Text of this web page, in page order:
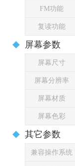
FM功能
复读功能
屏幕参数
屏幕尺寸
屏幕分辨率
屏幕材质
屏幕色彩
其它参数
兼容操作系统